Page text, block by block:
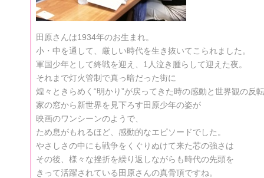
田原さんは1934年のお生まれ。
小・中を通して、厳しい時代を生き抜いてこられました。
軍国少年として終戦を迎え、1人泣き腫らして迎えた夜。
それまで灯火管制で真っ暗だった街に
煌々ときらめく“明かり”が戻ってきた時の感動と世界観の反
家の窓から新世界を見下ろす田原少年の姿が
映画のワンシーンのようで、
ため息がもれるほど、感動的なエピソードでした。
やさしさの中にも戦争をくぐりぬけて来た芯の強さは
その後、様々な挫折を繰り返しながらも時代の先頭を
きって活躍されている田原さんの真骨頂ですね。